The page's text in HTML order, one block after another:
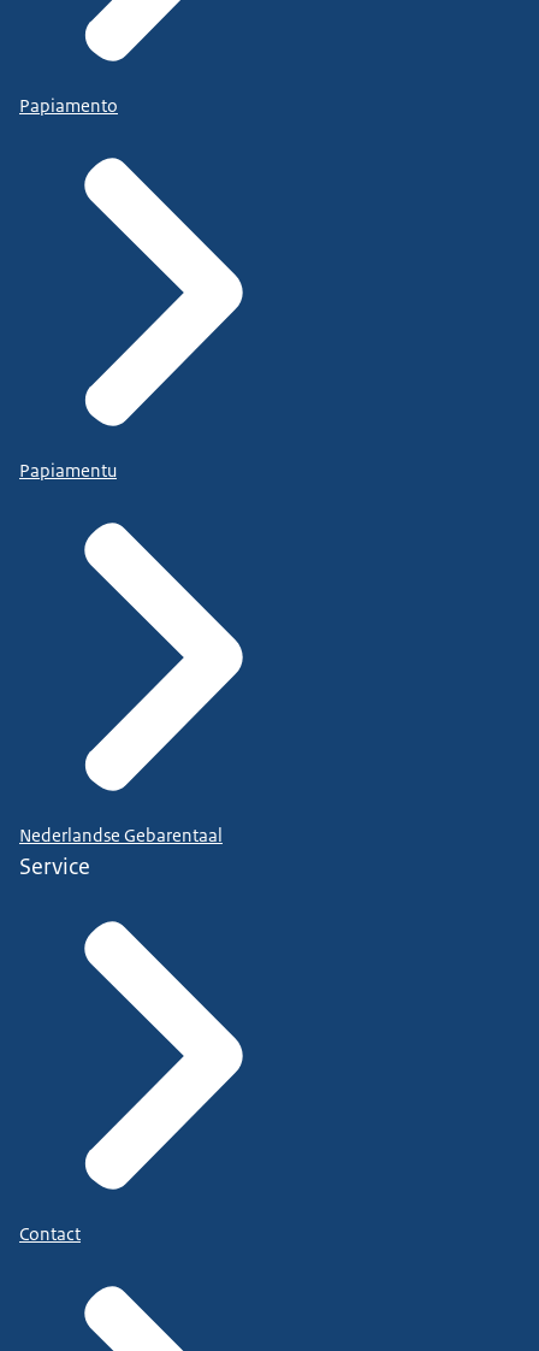
Papiamento
Papiamentu
Nederlandse Gebarentaal
Service
Contact